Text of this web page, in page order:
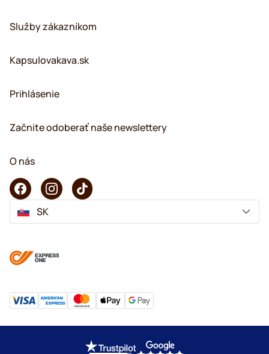
Služby zákazníkom
Kapsulovakava.sk
Prihlásenie
Začnite odoberať naše newslettery
O nás
SK